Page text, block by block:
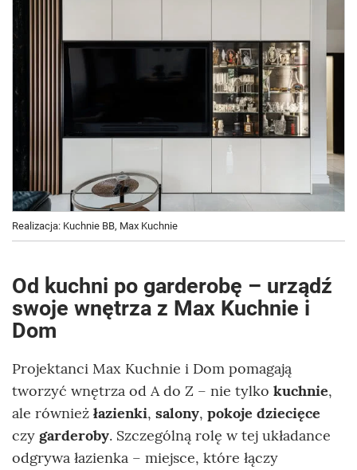
Realizacja: Kuchnie BB, Max Kuchnie
Od kuchni po garderobę – urządź
swoje wnętrza z Max Kuchnie i
Dom
Projektanci Max Kuchnie i Dom pomagają
tworzyć wnętrza od A do Z – nie tylko kuchnie,
ale również łazienki, salony, pokoje dziecięce
czy garderoby. Szczególną rolę w tej układance
odgrywa łazienka – miejsce, które łączy